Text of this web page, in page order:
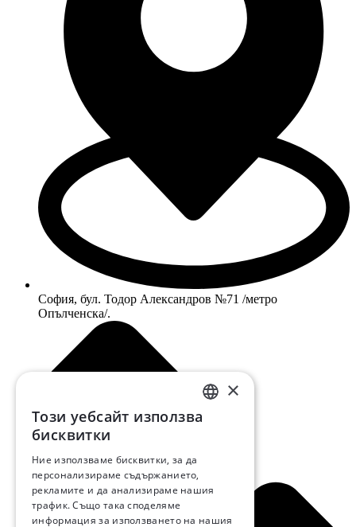
София, бул. Тодор Александров №71 /метро
Опълченска/.
BULGARIAN
RUSSIAN
×
Този уебсайт използва
бисквитки
Ние използваме бисквитки, за да
персонализираме съдържанието,
рекламите и да анализираме нашия
трафик. Също така споделяме
информация за използването на нашия